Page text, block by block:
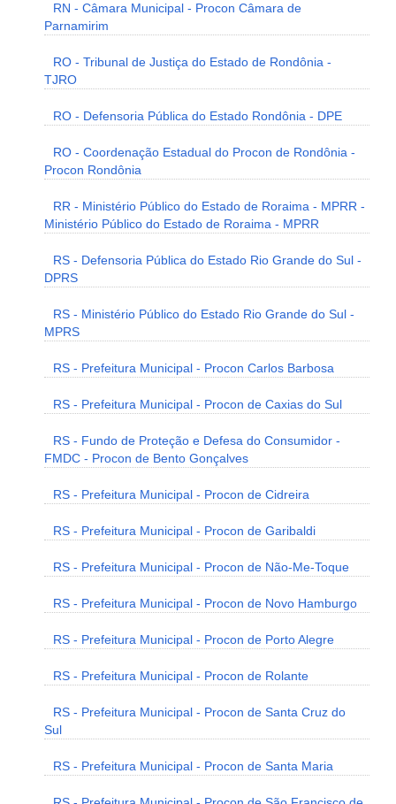
RN - Câmara Municipal - Procon Câmara de
Parnamirim
RO - Tribunal de Justiça do Estado de Rondônia -
TJRO
RO - Defensoria Pública do Estado Rondônia - DPE
RO - Coordenação Estadual do Procon de Rondônia -
Procon Rondônia
RR - Ministério Público do Estado de Roraima - MPRR -
Ministério Público do Estado de Roraima - MPRR
RS - Defensoria Pública do Estado Rio Grande do Sul -
DPRS
RS - Ministério Público do Estado Rio Grande do Sul -
MPRS
RS - Prefeitura Municipal - Procon Carlos Barbosa
RS - Prefeitura Municipal - Procon de Caxias do Sul
RS - Fundo de Proteção e Defesa do Consumidor -
FMDC - Procon de Bento Gonçalves
RS - Prefeitura Municipal - Procon de Cidreira
RS - Prefeitura Municipal - Procon de Garibaldi
RS - Prefeitura Municipal - Procon de Não-Me-Toque
RS - Prefeitura Municipal - Procon de Novo Hamburgo
RS - Prefeitura Municipal - Procon de Porto Alegre
RS - Prefeitura Municipal - Procon de Rolante
RS - Prefeitura Municipal - Procon de Santa Cruz do
Sul
RS - Prefeitura Municipal - Procon de Santa Maria